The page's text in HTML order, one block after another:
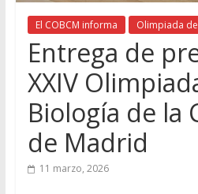
El COBCM informa Olimpiada
Entrega de
XXIV
Biología de la
de Madrid
11 marzo, 2026